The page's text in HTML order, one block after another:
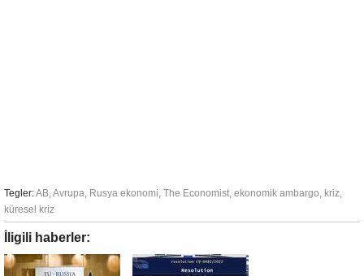
Tegler:AB,Avrupa, Rusya ekonomi, The Economist, ekonomik ambargo, kriz,
küresel kriz
İligili haberler: